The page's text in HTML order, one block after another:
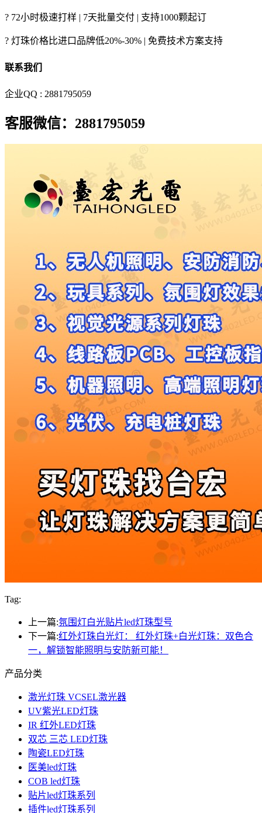
? 72小时极速打样 | 7天批量交付 | 支持1000颗起订
? 灯珠价格比进口品牌低20%-30% | 免费技术方案支持
联系我们
企业QQ : 2881795059
客服微信：2881795059
Tag:
上一篇:氛围灯白光贴片led灯珠型号
下一篇:红外灯珠白光灯： 红外灯珠+白光灯珠：双色合
一，解锁智能照明与安防新可能！
产品分类
激光灯珠 VCSEL激光器
UV紫光LED灯珠
IR 红外LED灯珠
双芯 三芯 LED灯珠
陶瓷LED灯珠
医美led灯珠
COB led灯珠
贴片led灯珠系列
插件led灯珠系列